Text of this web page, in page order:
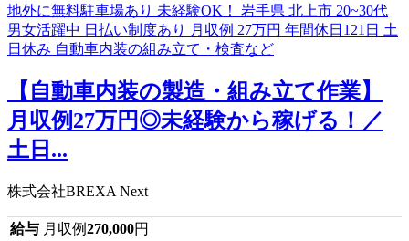
【自動車内装の製造・組み立て作業】
月収例27万円◎未経験から稼げる！／
土日...
株式会社BREXA Next
給与 月収例270,000円